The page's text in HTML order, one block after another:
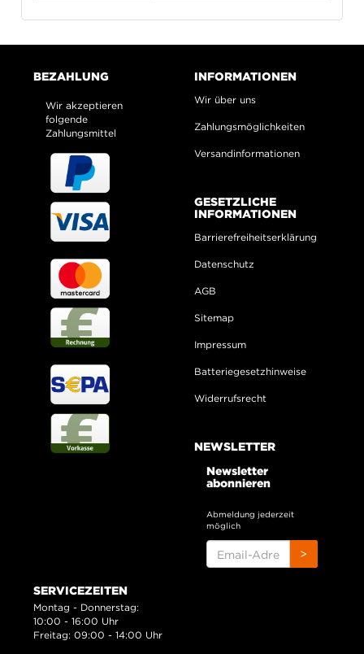
BEZAHLUNG
Wir akzeptieren
folgende
Zahlungsmittel
INFORMATIONEN
Wir über uns
Zahlungsmöglichkeiten
Versandinformationen
GESETZLICHE
INFORMATIONEN
Barrierefreiheitserklärung
Datenschutz
AGB
Sitemap
Impressum
Batteriegesetzhinweise
Widerrufsrecht
NEWSLETTER
Newsletter
abonnieren
Abmeldung jederzeit
möglich
ADRESSE
>
SERVICEZEITEN
Montag - Donnerstag:
10:00 - 16:00 Uhr
Freitag: 09:00 - 14:00 Uhr